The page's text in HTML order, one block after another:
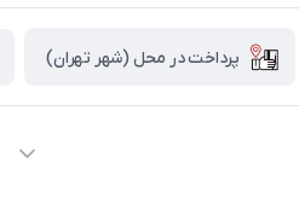
پرداخت در محل (شهر تهران)